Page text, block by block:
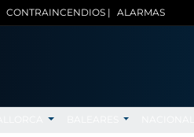
CONTRAINCENDIOS | ALARMAS